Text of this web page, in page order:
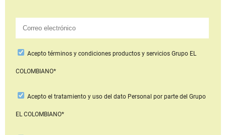
Aceptotérminos y condiciones productos y serviciosGrupo EL
COLOMBIANO*
Acepto el tratamiento y uso del dato Personal por parte del Grupo
EL COLOMBIANO*